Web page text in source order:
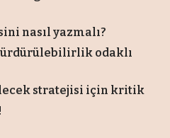
nasıl yazmalı?
odaklı
stratejisi için kritik